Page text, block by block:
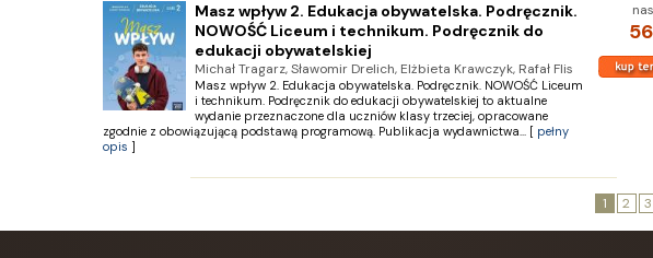
Masz wpływ 2. Edukacja obywatelska. Podręcznik.
NOWOŚĆ Liceum i technikum. Podręcznik do
edukacji obywatelskiej
Michał Tragarz, Sławomir Drelich, Elżbieta Krawczyk, Rafał Flis
Masz wpływ 2. Edukacja obywatelska. Podręcznik. NOWOŚĆ Liceum
i technikum. Podręcznik do edukacji obywatelskiej to aktualne
wydanie przeznaczone dla uczniów klasy trzeciej, opracowane
zgodnie z obowiązującą podstawą programową. Publikacja wydawnictwa... [ pełny
opis ]
1 2 3